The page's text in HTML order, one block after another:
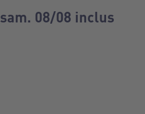
08/08 inclus